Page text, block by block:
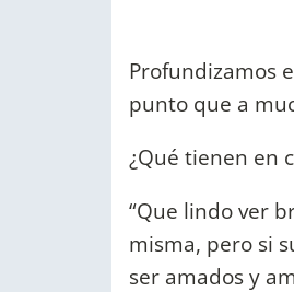
Profundizamos
punto que a
¿Qué tienen en
“Que lindo ver
misma, pero si
ser amados y